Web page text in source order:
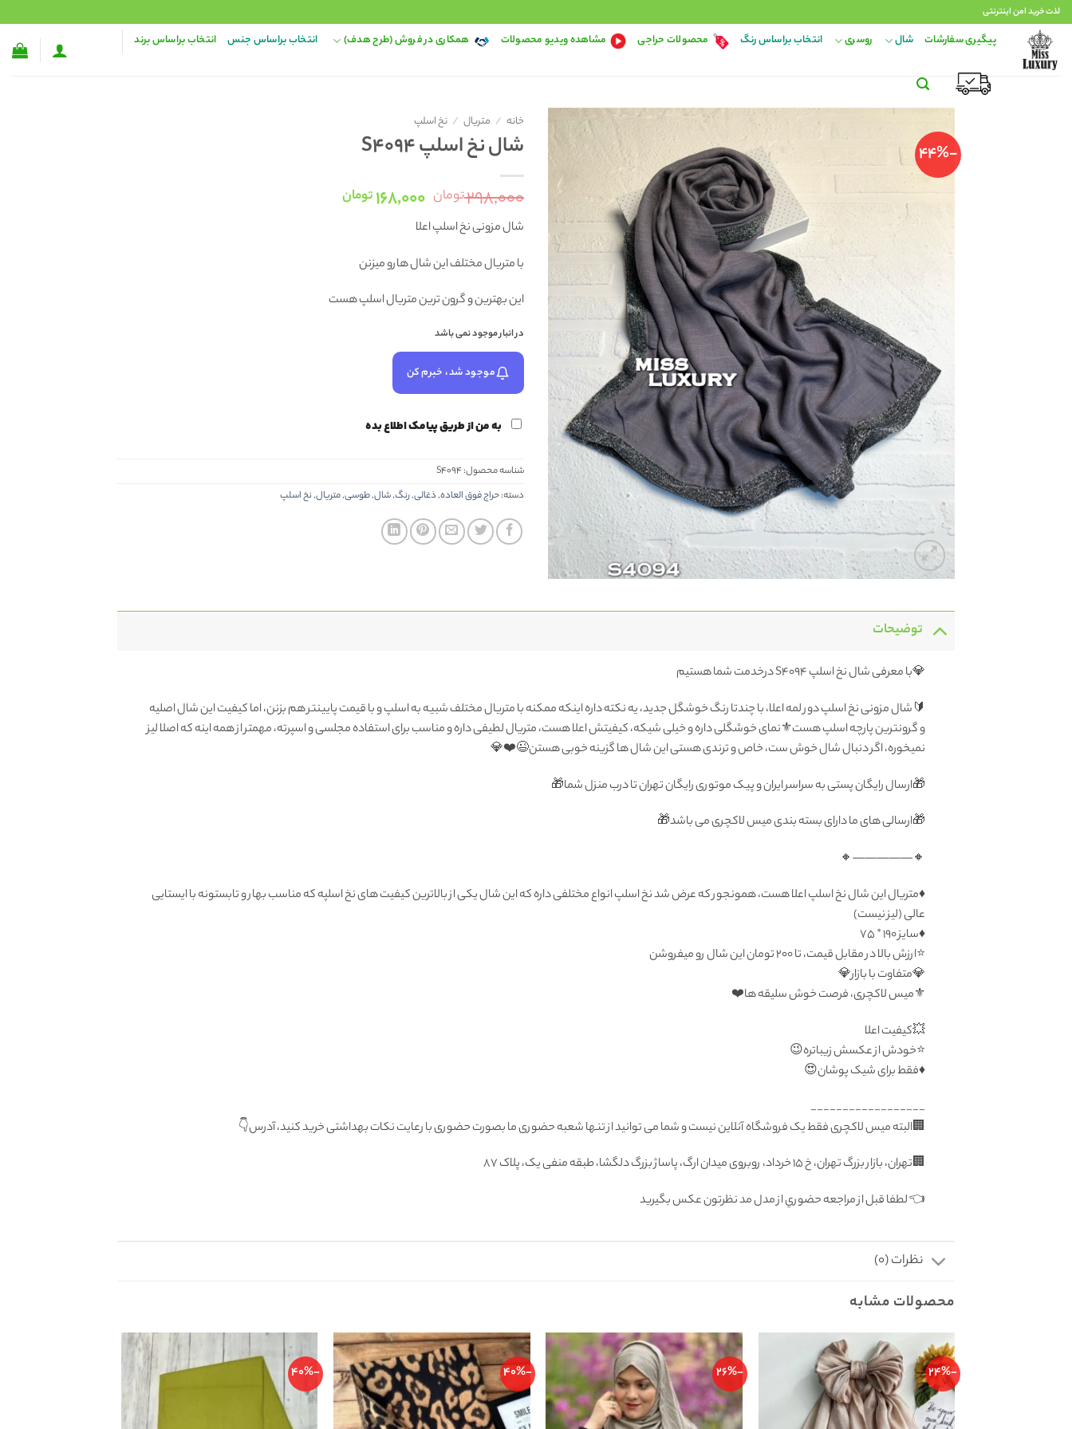
Skip
to
content
لذت خرید امن اینترنتی
پیگیری سفارشات شال روسری انتخاب براساس رنگ محصولات حراجی مشاهده ویدیو محصولات همکاری در فروش (طرح هدف) انتخاب براساس جنس انتخاب براساس برند
-44%
خانه / متریال / نخ اسلپ
شال نخ اسلپ S4094
۲۹۸,۰۰۰تومان قیمت
اصلی:
بود.
۱۶۸,۰۰۰تومانقیمت
شال مزونی نخ اسلپ اعلا
با متریال مختلف این شال هارو میزنن
این بهترین و گرون ترین متریال اسلپ هست
در انبار موجود نمی باشد
موجود شد، خبرم کن
به من از طریق پیامک اطلاع بده
شناسه محصول:S4094
دسته:حراج فوق العاده,ذغالی,رنگ,شال,طوسی,متریال,نخ اسلپ
توضیحات
💎با معرفی شال نخ اسلپ S4094 درخدمت شما هستیم
🔰شال مزونی نخ اسلپ دور لمه اعلا، با چندتا رنگ خوشگل جدید، یه نکته داره اینکه ممکنه با متریال مختلف شبیه به اسلپ و با قیمت پایینتر هم بزنن، اما کیفیت این شال اصلیه
و گرونترین پارچه اسلپ هست⚜️نمای خوشگلی داره و خیلی شیکه، کیفیتش اعلا هست، متریال لطیفی داره و مناسب برای استفاده مجلسی و اسپرته، مهمتر از همه اینه که اصلا لیز
نمیخوره، اگر دنبال شال خوش ست، خاص و ترندی هستی این شال ها گزینه خوبی هستن😉❤️💎
🎁ارسال رایگان پستی به سراسر ایران و پیک موتوری رایگان تهران تا درب منزل شما🎁
🎁ارسالی های ما دارای بسته بندی میس لاکچری می باشد🎁
🔸—————🔸
♦️متریال این شال نخ اسلپ اعلا هست، همونجور که عرض شد نخ اسلپ انواع مختلفی داره که این شال یکی از بالاترین کیفیت های نخ اسلپه که مناسب بهار و تابستونه با ایستایی
عالی (لیز نیست)
♦️سایز ۱۹۰ * ۷۵
⭐️ارزش بالا در مقابل قیمت، تا ۲۰۰ تومان این شال رو میفروشن
💎متفاوت با بازار💎
⚜️میس لاکچری، فرصت خوش سلیقه ها❤️
💥کیفیت اعلا
⭐️خودش از عکسش زیباتره😉
♦️فقط برای شیک پوشان😍
__________________
🏢البته میس لاکچری فقط یک فروشگاه آنلاین نیست و شما می توانید از تنها شعبه حضوری ما بصورت حضوری با رعایت نکات بهداشتی خرید کنید، آدرس👇
🏢تهران، بازار بزرگ تهران، خ ۱۵ خرداد، روبروی میدان ارگ، پاساژ بزرگ دلگشا، طبقه منفی یک، پلاک ۸۷
👈 لطفا قبل از مراجعه حضوري از مدل مد نظرتون عكس بگيريد
نظرات (0)
محصولات مشابه
-24%
-26%
-40%
-40%